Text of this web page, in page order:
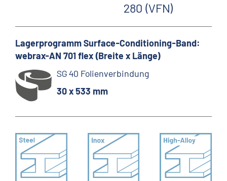
280 (VFN)
Lagerprogramm Surface-Conditioning-Band:
webrax-AN 701 flex (Breite x Länge)
SG 40 Folienverbindung
30 x 533 mm